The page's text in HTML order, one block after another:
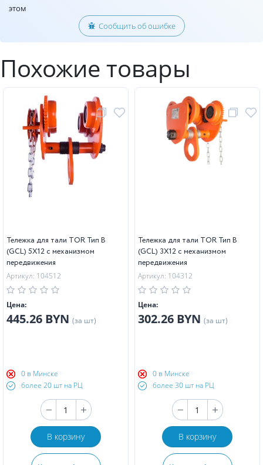
этом
Сообщить об ошибке
Похожие товары
Тележка для тали TOR Тип В
(GCL) 5Х12 с механизмом
передвижения
Артикул: 104512
Цена:
445.26 BYN (за шт)
0 в Минске
более 20 шт на РЦ
В корзину
Тележка для тали TOR Тип В
(GCL) 3Х12 с механизмом
передвижения
Артикул: 104312
Цена:
302.26 BYN (за шт)
0 в Минске
более 30 шт на РЦ
В корзину